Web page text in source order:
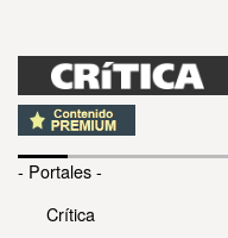
- Portales -
Crítica